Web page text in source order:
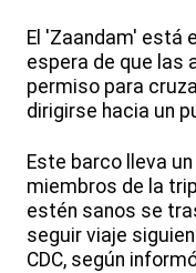
El 'Zaandam' está
espera de que las
permiso para
dirigirse hacia un
Este barco lleva
miembros de la
estén sanos se
seguir viaje
CDC, según